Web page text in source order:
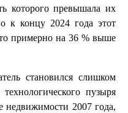
которого превышала их
к концу 2024 года этот
примерно на 36 % выше
становился слишком
пузыря
недвижимости 2007 года,